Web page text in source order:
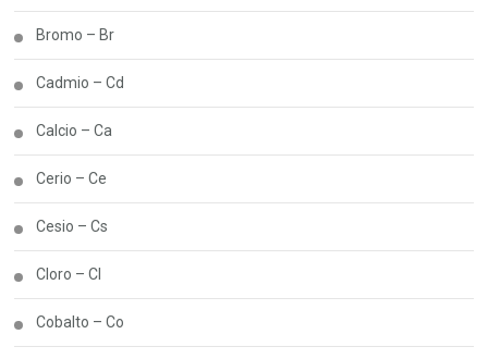
Bromo – Br
Cadmio – Cd
Calcio – Ca
Cerio – Ce
Cesio – Cs
Cloro – Cl
Cobalto – Co